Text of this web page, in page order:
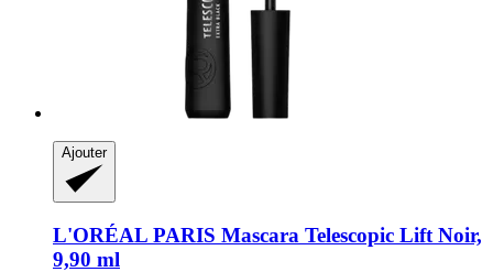
Ajouter
L'ORÉAL PARIS Mascara Telescopic Lift Noir,
9,90 ml